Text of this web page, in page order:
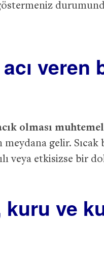
göstermeniz
acı veren
olması
gelir. Sıcak
veya etkisizse bir
kuru ve